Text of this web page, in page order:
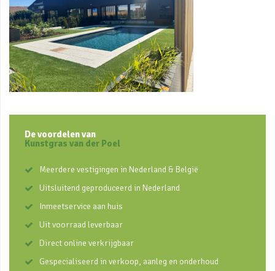
De voordelen van
Kunstgras van der Poel
Meerdere vestigingen in Nederland & België
Uitsluitend geproduceerd in Nederland
Inmeetservice aan huis
Uit voorraad leverbaar
Direct online verkrijgbaar
Gespecialiseerd in verkoop, aanleg en onderhoud